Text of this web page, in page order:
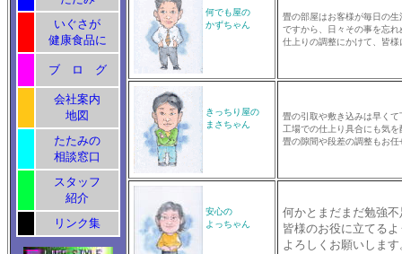
いぐさが
健康食品に
ブ ロ グ
会社案内
地図
たたみの
相談窓口
スタッフ
紹介
リンク集
何でも屋の
かずちゃん
畳の部屋はお客様が毎日の
ですから、日々その事を忘
仕上りの調整にかけて、皆
きっちり屋の
まさちゃん
畳の引取や敷き込みは早く
工場での仕上り具合にも気を
畳の隙間や段差の調整もお任
安心の
よっちゃん
何かとまだまだ勉強
皆様のお役に立てる
よろしくお願いします